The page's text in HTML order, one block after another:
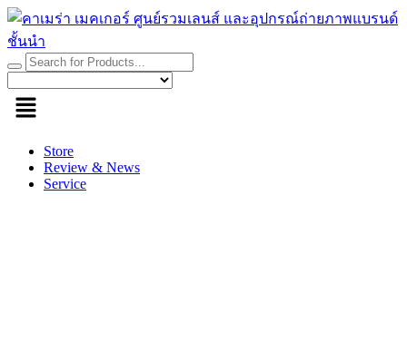
Skip
to
content
Store
Review & News
Service